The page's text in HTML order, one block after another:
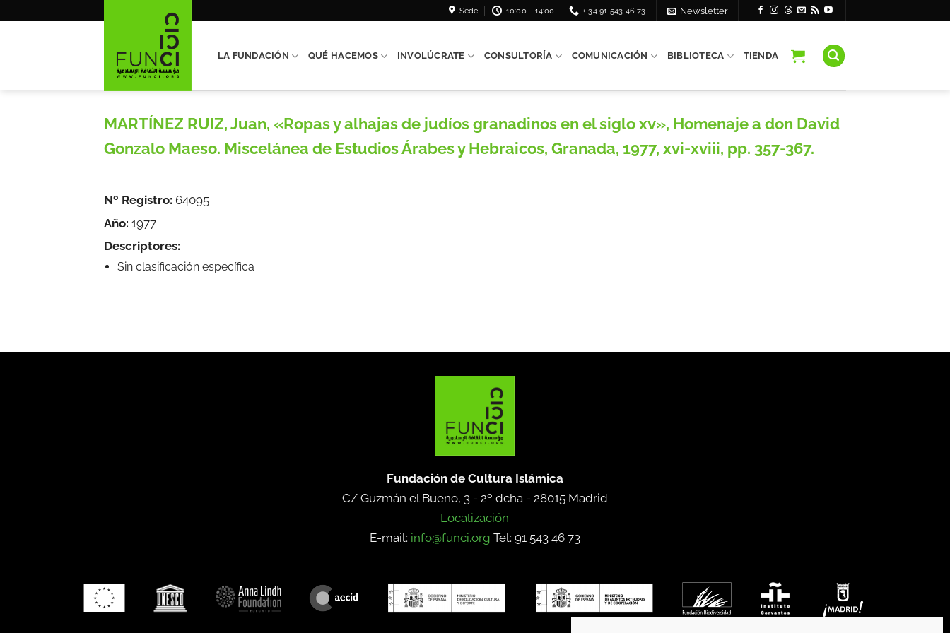
Sede 10:00 - 14:00 + 34 91 543 46 73 Newsletter
LA FUNDACIÓN QUÉ HACEMOS INVOLÚCRATE CONSULTORÍA COMUNICACIÓN BIBLIOTECA TIENDA
MARTÍNEZ RUIZ, Juan, «Ropas y alhajas de judíos granadinos en el siglo xv», Homenaje a don David
Gonzalo Maeso. Miscelánea de Estudios Árabes y Hebraicos, Granada, 1977, xvi-xviii, pp. 357-367.
Nº Registro: 64095
Año: 1977
Descriptores:
Sin clasificación específica
Fundación de Cultura Islámica
C/ Guzmán el Bueno, 3 - 2º dcha - 28015 Madrid
Localización
E-mail: info@funci.org Tel: 91 543 46 73